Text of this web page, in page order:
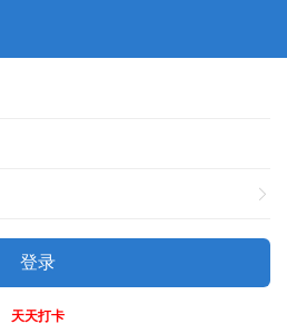
登录
天天打卡